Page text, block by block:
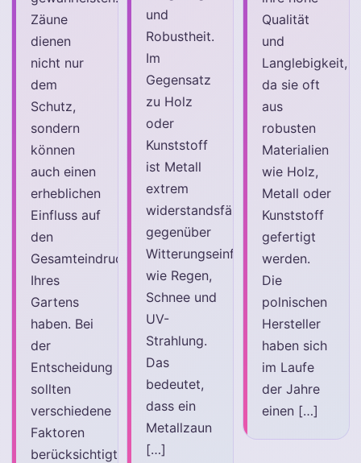
Zäune
dienen
nicht nur
dem
Schutz,
sondern
können
auch einen
erheblichen
Einfluss auf
den
Gesamteindruck
Ihres
Gartens
haben. Bei
der
Entscheidung
sollten
verschiedene
Faktoren
berücksichtigt
und
Robustheit.
Im
Gegensatz
zu Holz
oder
Kunststoff
ist Metall
extrem
widerstandsfähig
gegenüber
Witterungseinflüssen,
wie Regen,
Schnee und
UV-
Strahlung.
Das
bedeutet,
dass ein
Metallzaun
[…]
Qualität
und
Langlebigkeit,
da sie oft
aus
robusten
Materialien
wie Holz,
Metall oder
Kunststoff
gefertigt
werden.
Die
polnischen
Hersteller
haben sich
im Laufe
der Jahre
einen […]